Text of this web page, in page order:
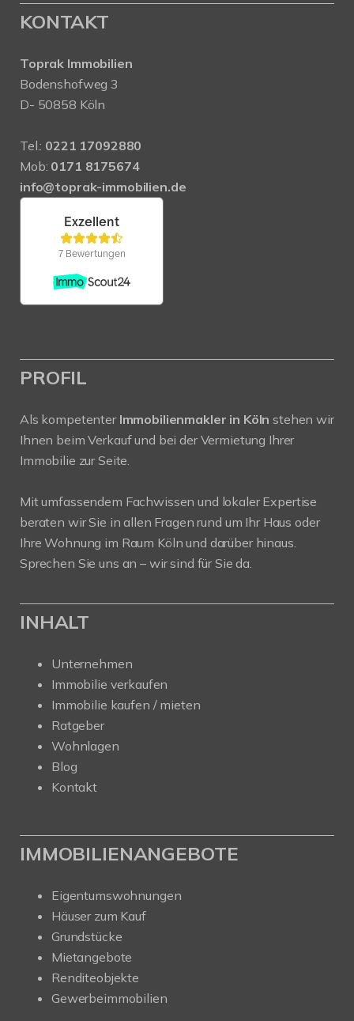
KONTAKT
Toprak Immobilien
Bodenshofweg 3
D- 50858 Köln
Tel.: 0221 17092880
Mob: 0171 8175674
info@toprak-immobilien.de
PROFIL
Als kompetenter Immobilienmakler in Köln stehen wir
Ihnen beim Verkauf und bei der Vermietung Ihrer
Immobilie zur Seite.
Mit umfassendem Fachwissen und lokaler Expertise
beraten wir Sie in allen Fragen rund um Ihr Haus oder
Ihre Wohnung im Raum Köln und darüber hinaus.
Sprechen Sie uns an – wir sind für Sie da.
INHALT
Unternehmen
Immobilie verkaufen
Immobilie kaufen / mieten
Ratgeber
Wohnlagen
Blog
Kontakt
IMMOBILIENANGEBOTE
Eigentumswohnungen
Häuser zum Kauf
Grundstücke
Mietangebote
Renditeobjekte
Gewerbeimmobilien